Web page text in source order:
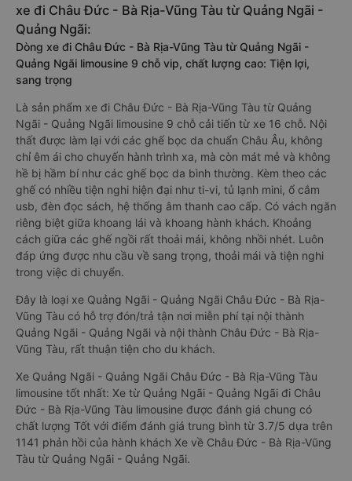
xe đi Châu Đức - Bà Rịa-Vũng Tàu từ Quảng Ngãi -
Quảng Ngãi:
Dòng xe đi Châu Đức - Bà Rịa-Vũng Tàu từ Quảng Ngãi -
Quảng Ngãi limousine 9 chỗ vip, chất lượng cao: Tiện lợi,
sang trọng
Là sản phẩm xe đi Châu Đức - Bà Rịa-Vũng Tàu từ Quảng
Ngãi - Quảng Ngãi limousine 9 chỗ cải tiến từ xe 16 chỗ. Nội
thất được làm lại với các ghế bọc da chuẩn Châu Âu, không
chỉ êm ái cho chuyến hành trình xa, mà còn mát mẻ và không
hề bị hầm bí như các ghế bọc da bình thường. Kèm theo các
ghế có nhiều tiện nghi hiện đại như ti-vi, tủ lạnh mini, ổ cắm
usb, đèn đọc sách, hệ thống âm thanh cao cấp. Có vách ngăn
riêng biệt giữa khoang lái và khoang hành khách. Khoảng
cách giữa các ghế ngồi rất thoải mái, không nhồi nhét. Luôn
đáp ứng được nhu cầu về sang trọng, thoải mái và tiện nghi
trong việc di chuyển.
Đây là loại xe Quảng Ngãi - Quảng Ngãi Châu Đức - Bà Rịa-
Vũng Tàu có hỗ trợ đón/trả tận nơi miễn phí tại nội thành
Quảng Ngãi - Quảng Ngãi và nội thành Châu Đức - Bà Rịa-
Vũng Tàu, rất thuận tiện cho du khách.
Xe Quảng Ngãi - Quảng Ngãi Châu Đức - Bà Rịa-Vũng Tàu
limousine tốt nhất: Xe từ Quảng Ngãi - Quảng Ngãi đi Châu
Đức - Bà Rịa-Vũng Tàu limousine được đánh giá chung có
chất lượng Tốt với điểm đánh giá trung bình từ 3.7/5 dựa trên
1141 phản hồi của hành khách Xe về Châu Đức - Bà Rịa-Vũng
Tàu từ Quảng Ngãi - Quảng Ngãi.